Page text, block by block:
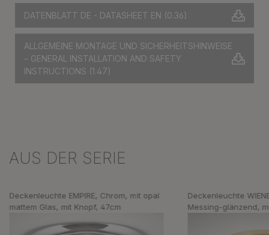
DATENBLATT DE - DATASHEET EN (0.36)
ALLGEMEINE MONTAGE UND SICHERHEITSHINWEISE
– GENERAL INSTALLATION AND SAFETY
INSTRUCTIONS (1.47)
Produktgalerie überspringen
AUS DER SERIE
Deckenleuchte EMPIRE, Chrom, mit opal
mattem Glas, mit Knopf, 47cm
Deckenleuchte
Messing-glänzend,